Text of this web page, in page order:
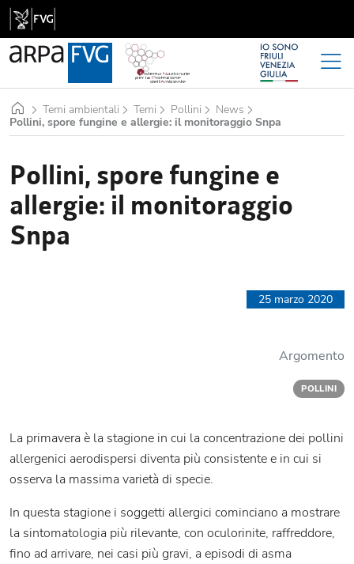
HomeTemi ambientali Temi Pollini
News
Pollini, spore fungine e allergie: il monitoraggio Snpa
Pollini, spore fungine e
allergie: il monitoraggio
Snpa
25 marzo 2020
Argomento
POLLINI
La primavera è la stagione in cui la concentrazione dei pollini
allergenici aerodispersi diventa più consistente e in cui si
osserva la massima varietà di specie.
In questa stagione i soggetti allergici cominciano a mostrare
la sintomatologia più rilevante, con oculorinite, raffreddore,
fino ad arrivare, nei casi più gravi, a episodi di asma